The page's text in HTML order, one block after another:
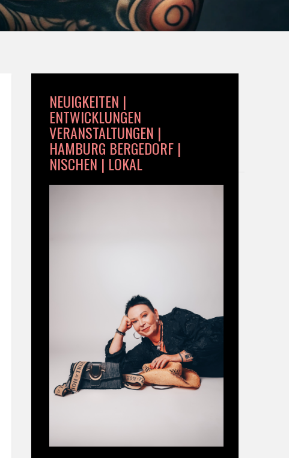
NEUIGKEITEN |
ENTWICKLUNGEN
VERANSTALTUNGEN |
HAMBURG BERGEDORF |
NISCHEN | LOKAL